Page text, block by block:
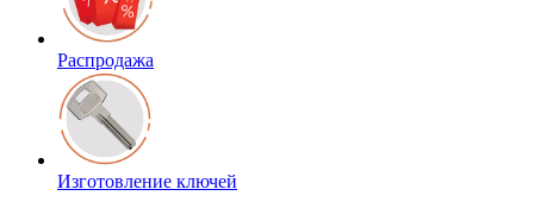
Распродажа
Изготовление ключей